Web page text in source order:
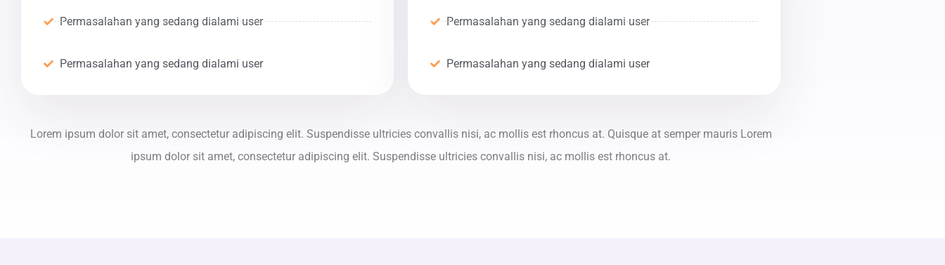
Permasalahan yang sedang dialami user
Permasalahan yang sedang dialami user
Permasalahan yang sedang dialami user
Permasalahan yang sedang dialami user
Lorem ipsum dolor sit amet, consectetur adipiscing elit. Suspendisse ultricies convallis nisi, ac mollis est rhoncus at. Quisque at semper mauris Lorem
ipsum dolor sit amet, consectetur adipiscing elit. Suspendisse ultricies convallis nisi, ac mollis est rhoncus at.